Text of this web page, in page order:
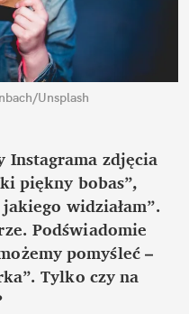
Unsplash
Instagrama zdjęcia
piękny bobas”,
widziałam”.
Podświadomie
pomyśleć –
Tylko czy na